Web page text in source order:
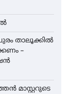
താലൂക്കിൽ
–
മാസ്റ്ററുടെ